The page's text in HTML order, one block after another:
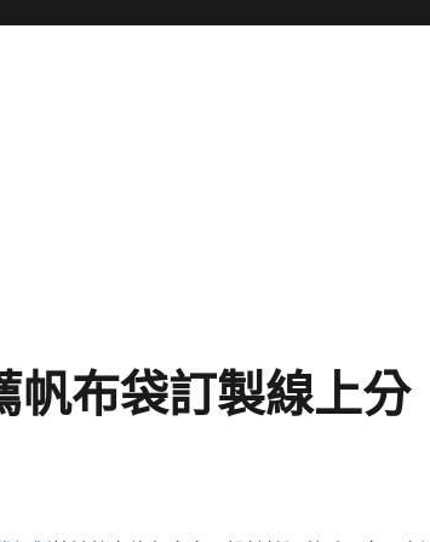
帆布袋訂製線上分